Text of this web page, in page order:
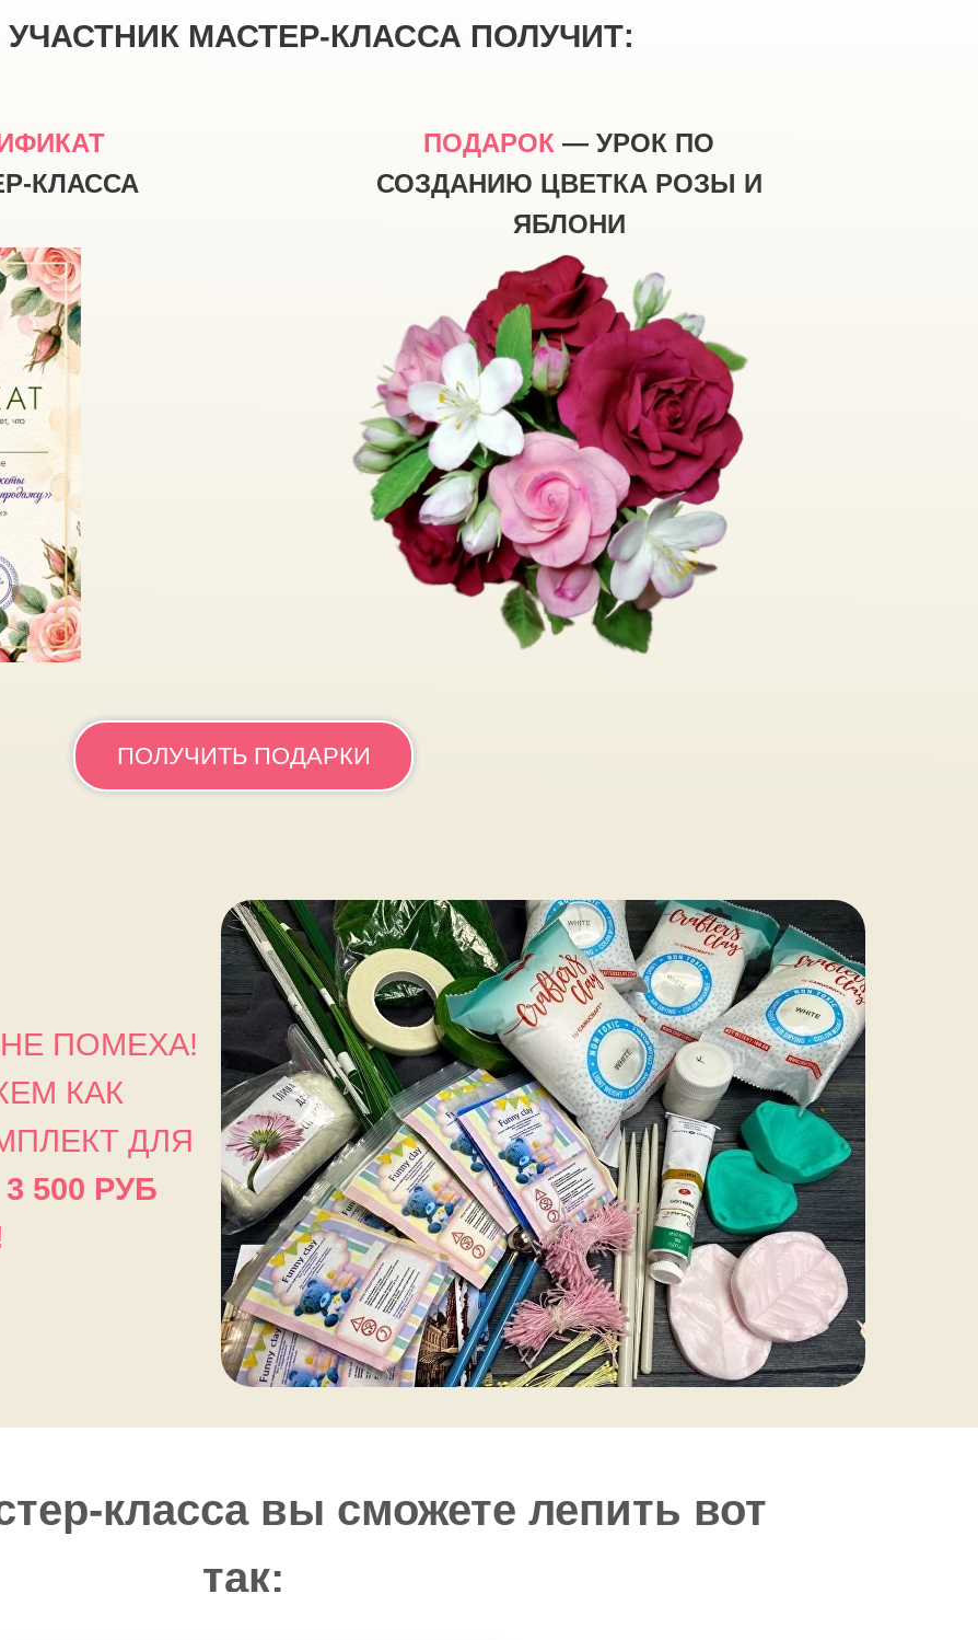
мастер-класс
по
МАСТЕР-КЛАССА ПОЛУЧИТ:
ПОДАРОК — УРОК ПО
СОЗДАНИЮ ЦВЕТКА РОЗЫ И
ЯБЛОНИ
КЛАССА
ПОЛУЧИТЬ ПОДАРКИ
ПОМЕХА!
КАК
ДЛЯ
3 500 РУБ
класса вы сможете лепить вот
так: